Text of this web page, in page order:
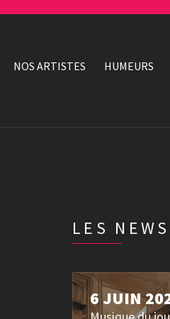
NOS ARTISTES HUMEURS
LES NEWS
6 JUIN